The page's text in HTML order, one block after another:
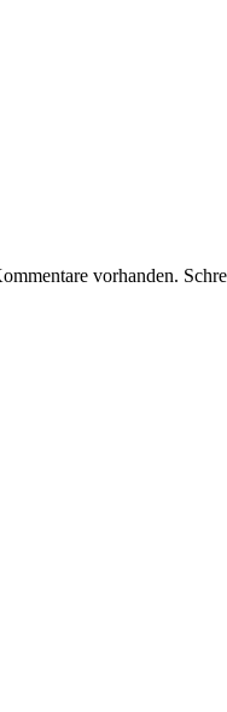
vorhanden.